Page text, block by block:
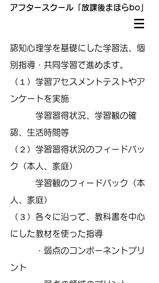
アフタースクール「放課後まほらbo」
認知心理学を基礎にした学習法、個
別指導・共同学習で進めます。
（１）学習アセスメントテストやア
ンケートを実施
学習習得状況、学習観の確
認、生活時間等
（２）学習習得状況のフィードバッ
ク（本人、家庭）
学習観のフィードバック（本
人、家庭）
（３）各々に沿って、教科書を中心
にした教材を使った指導
・弱点のコンポーネントプリ
ント